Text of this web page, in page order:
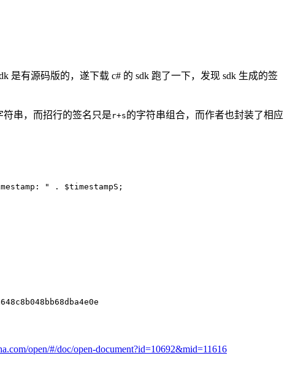
是有源码版的，遂下载 c# 的 sdk 跑了一下，发现 sdk 生成的签
符串，而招行的签名只是r+s的字符串组合，而作者也封装了相应
" . $timestampS;
open/#/doc/open-document?id=10692&mid=11616